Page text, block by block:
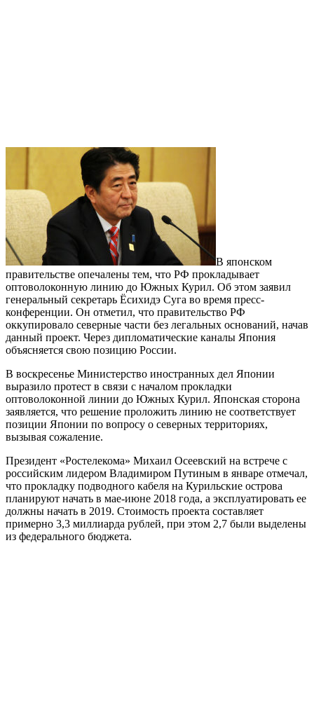
В японском
правительстве опечалены тем, что РФ прокладывает
оптоволоконную линию до Южных Курил. Об этом заявил
генеральный секретарь Ёсихидэ Суга во время пресс-
конференции. Он отметил, что правительство РФ
оккупировало северные части без легальных оснований, начав
данный проект. Через дипломатические каналы Япония
объясняется свою позицию России.
В воскресенье Министерство иностранных дел Японии
выразило протест в связи с началом прокладки
оптоволоконной линии до Южных Курил. Японская сторона
заявляется, что решение проложить линию не соответствует
позиции Японии по вопросу о северных территориях,
вызывая сожаление.
Президент «Ростелекома» Михаил Осеевский на встрече с
российским лидером Владимиром Путиным в январе отмечал,
что прокладку подводного кабеля на Курильские острова
планируют начать в мае-июне 2018 года, а эксплуатировать ее
должны начать в 2019. Стоимость проекта составляет
примерно 3,3 миллиарда рублей, при этом 2,7 были выделены
из федерального бюджета.